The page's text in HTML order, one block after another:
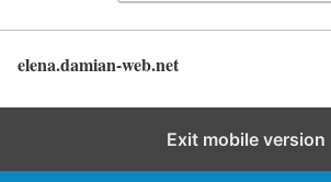
elena.damian-web.net
Exit mobile version